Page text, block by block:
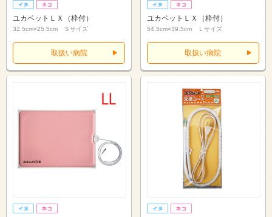
ユカペットＬＸ（枠付）
32.5cm×25.5cm Ｓサイズ
取扱い病院
ユカペットＬＸ（枠付）
54.5cm×39.5cm Ｌサイズ
取扱い病院